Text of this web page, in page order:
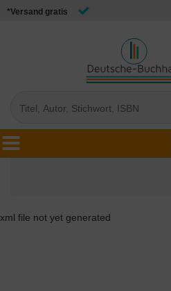
*Versand gratis
xml file not yet generated